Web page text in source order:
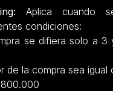
Aplica cuando
condiciones:
se difiera solo a 3
la compra sea igual